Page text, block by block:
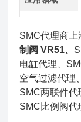
SMC代理商
制阀 VR51、
电缸代理、
空气过滤代理
SMC两联件代
SMC比例阀代